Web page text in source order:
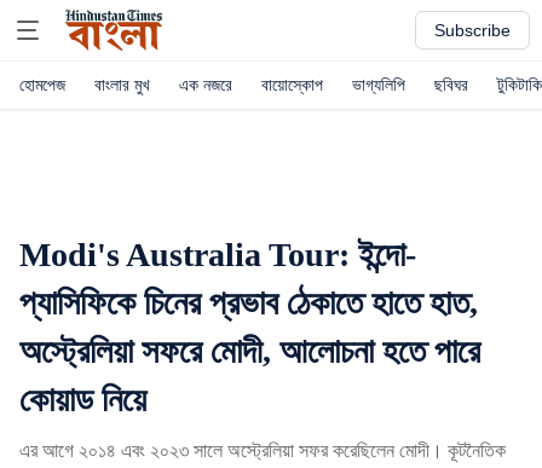
Subscribe
হোমপেজ বাংলার মুখ এক নজরে বায়োস্কোপ ভাগ্যলিপি ছবিঘর টুকিটাকি
Modi's Australia Tour: ইন্দো-
প্যাসিফিকে চিনের প্রভাব ঠেকাতে হাতে হাত,
অস্ট্রেলিয়া সফরে মোদী, আলোচনা হতে পারে
কোয়াড নিয়ে
এর আগে ২০১৪ এবং ২০২৩ সালে অস্ট্রেলিয়া সফর করেছিলেন মোদী। কূটনৈতিক